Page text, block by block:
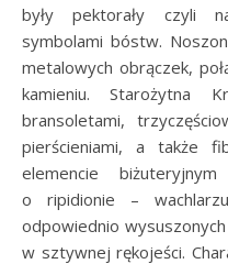
były pektorały czyli
symbolami bóstw.
metalowych obrączek,
kamieniu. Starożytna
bransoletami,
pierścieniami, a także
elemencie
o ripidionie –
odpowiednio
w sztywnej rękojeści.